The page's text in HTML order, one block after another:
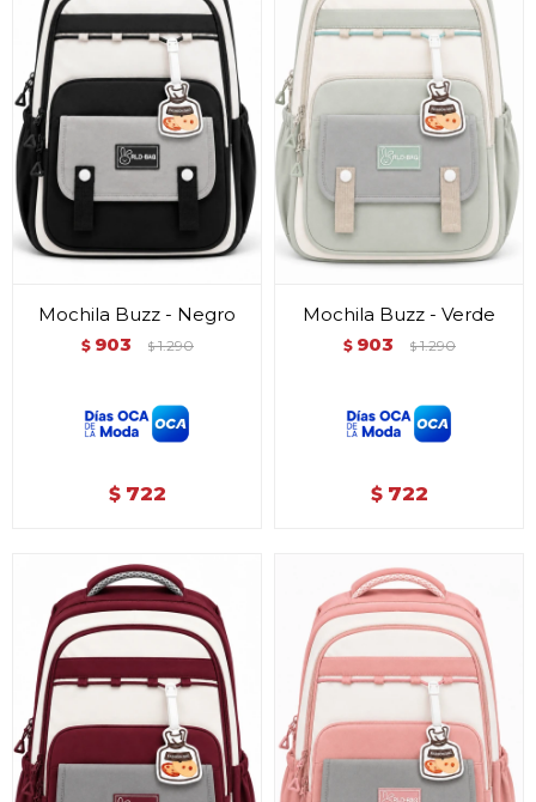
Mochila Buzz - Negro
$ 903 $ 1.290
$ 722
Mochila Buzz - Verde
$ 903 $ 1.290
$ 722